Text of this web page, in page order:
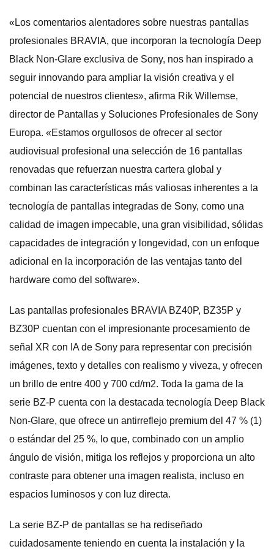
«Los comentarios alentadores sobre nuestras pantallas
profesionales BRAVIA, que incorporan la tecnología Deep
Black Non-Glare exclusiva de Sony, nos han inspirado a
seguir innovando para ampliar la visión creativa y el
potencial de nuestros clientes», afirma Rik Willemse,
director de Pantallas y Soluciones Profesionales de Sony
Europa. «Estamos orgullosos de ofrecer al sector
audiovisual profesional una selección de 16 pantallas
renovadas que refuerzan nuestra cartera global y
combinan las características más valiosas inherentes a la
tecnología de pantallas integradas de Sony, como una
calidad de imagen impecable, una gran visibilidad, sólidas
capacidades de integración y longevidad, con un enfoque
adicional en la incorporación de las ventajas tanto del
hardware como del software».
Las pantallas profesionales BRAVIA BZ40P, BZ35P y
BZ30P cuentan con el impresionante procesamiento de
señal XR con IA de Sony para representar con precisión
imágenes, texto y detalles con realismo y viveza, y ofrecen
un brillo de entre 400 y 700 cd/m2. Toda la gama de la
serie BZ-P cuenta con la destacada tecnología Deep Black
Non-Glare, que ofrece un antirreflejo premium del 47 % (1)
o estándar del 25 %, lo que, combinado con un amplio
ángulo de visión, mitiga los reflejos y proporciona un alto
contraste para obtener una imagen realista, incluso en
espacios luminosos y con luz directa.
La serie BZ-P de pantallas se ha rediseñado
cuidadosamente teniendo en cuenta la instalación y la